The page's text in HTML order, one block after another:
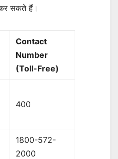
कर सकते हैं।
Contact
Number
(Toll-Free)
400
1800-572-
2000